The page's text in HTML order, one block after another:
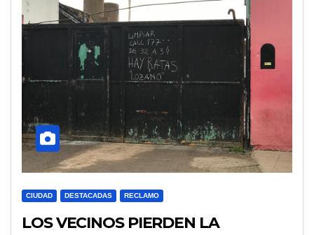
CIUDAD DESTACADAS RECLAMO
LOS VECINOS PIERDEN LA